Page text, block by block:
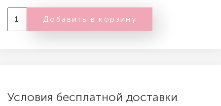
Добавить в корзину
Условия бесплатной доставки